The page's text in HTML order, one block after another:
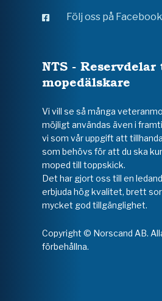
Följ oss på Facebook
NTS -
mopedälskare
Vi vill se så många
möjligt användas även i
vi som vår uppgift att
som behövs för att du ska
moped till toppskick.
Det har gjort oss till en
erbjuda hög kvalitet, brett
mycket god tillgänglighet.
Copyright © Norscand AB.
förbehållna.